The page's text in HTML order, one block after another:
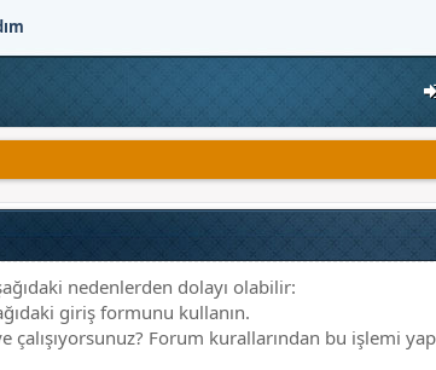
nedenlerden dolayı olabilir:
giriş formunu kullanın.
Forum kurallarından bu işlemi